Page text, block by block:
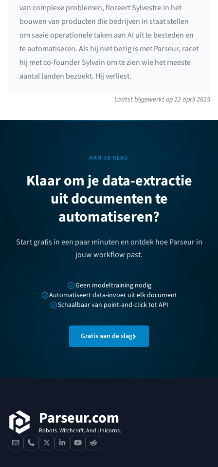
van complexe problemen, floreert Sylvestre in het
bouwen van producten die bedrijven in staat stellen
om saaie operationele taken aan AI uit te besteden en
te automatiseren. Als hij niet bezig is met Parseur, racet
hij met co-founder Sylvain om te zien wie het meeste
aantal landen bezoekt. Hij verliest.
Laatst bijgewerkt op22 april 2025
AAN DE SLAG
Klaar om je data-extractie
uit documenten te
automatiseren?
Start gratis in een paar minuten en ontdek hoe Parseur in
jouw workflow past.
Geen modeltraining nodig
Automatiseert data-invoer uit elk document
Schaalbaar van point-and-click tot API
Gratis aan de slag
Parseur.com
Robots. Witchcraft. And Unicorns.
contactphone
x linkedinyoutube
reddit